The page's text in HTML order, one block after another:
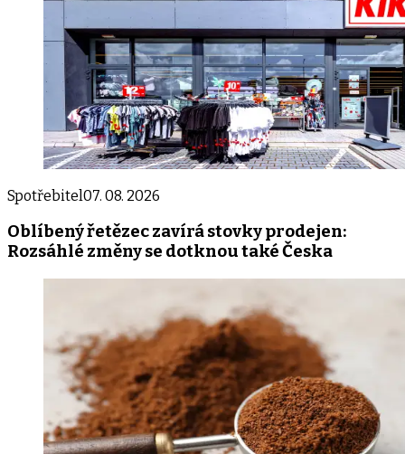
Spotřebitel07. 08. 2026
Oblíbený řetězec zavírá stovky prodejen:
Rozsáhlé změny se dotknou také Česka